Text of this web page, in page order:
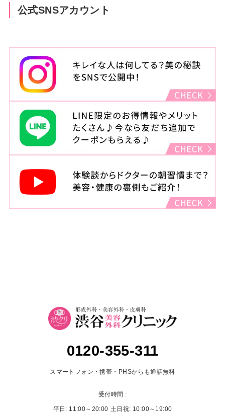
住所
渋谷西村總本店ビル4F
診療時間
月・木・金（祝日をのぞく）
：11:00～14:00 15:00～23:00
火・水
土・日・祝
：10:00～14:00 15:00～19:00
公式SNSアカウント
0120-355-311
スマートフォン・携帯・PHSからも通話無料
受付時間 :
平日: 11:00～20:00 土日祝: 10:00～19:00